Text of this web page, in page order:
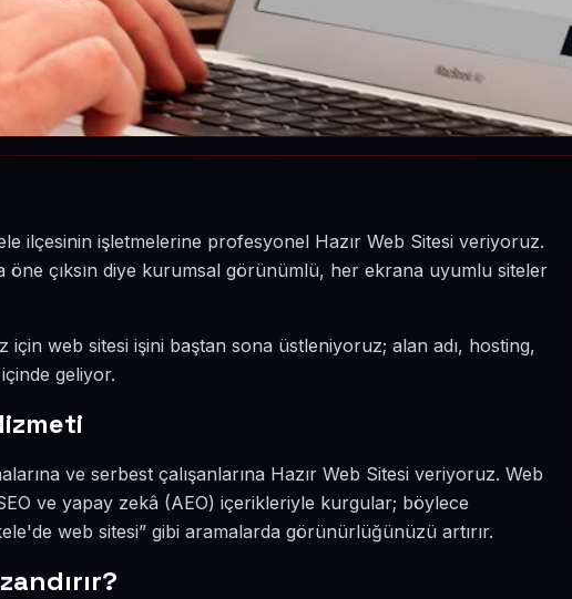
ilçesinin işletmelerine profesyonel Hazır Web Sitesi veriyoruz.
öne çıksın diye kurumsal görünümlü, her ekrana uyumlu siteler
için web sitesi işini baştan sona üstleniyoruz; alan adı, hosting,
geliyor.
ve serbest çalışanlarına Hazır Web Sitesi veriyoruz. Web
ve yapay zekâ (AEO) içerikleriyle kurgular; böylece
web sitesi” gibi aramalarda görünürlüğünüzü artırır.